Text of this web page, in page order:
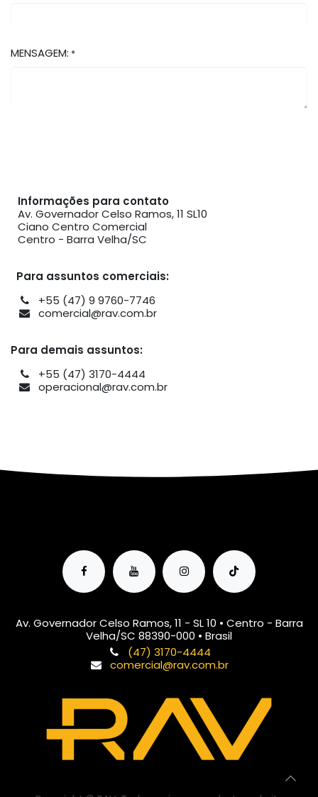
MENSAGEM: *
Informações para contato
Av. Governador Celso Ramos, 11 SL10
Ciano Centro Comercial
Centro - Barra Velha/SC
Para assuntos comerciais:
+55 (47) 9 9760-7746
comercial@rav.com.br
Para demais assuntos:
+55 (47) 3170-4444
operacional@rav.com.br
Av. Governador Celso Ramos, 11 - SL 10 • Centro - Barra
Velha/SC 88390-000 • Brasil
(47) 3170-4444
comercial@rav.com.br